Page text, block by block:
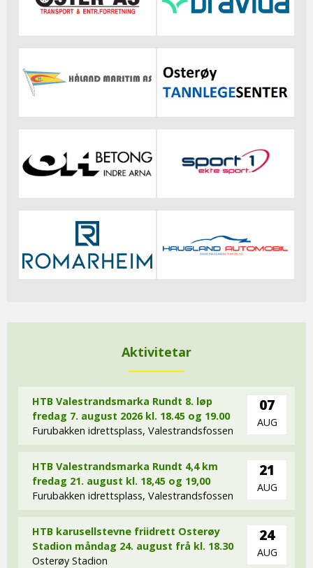
Aktivitetar
HTB Valestrandsmarka Rundt 8. løp
fredag 7. august 2026 kl. 18.45 og 19.00
Furubakken idrettsplass, Valestrandsfossen
07
AUG
HTB Valestrandsmarka Rundt 4,4 km
fredag 21. august kl. 18,45 og 19,00
Furubakken idrettsplass, Valestrandsfossen
21
AUG
HTB karusellstevne friidrett Osterøy
Stadion måndag 24. august frå kl. 18.30
Osterøy Stadion
24
AUG